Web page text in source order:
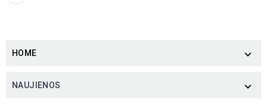
HOME 
NAUJIENOS 